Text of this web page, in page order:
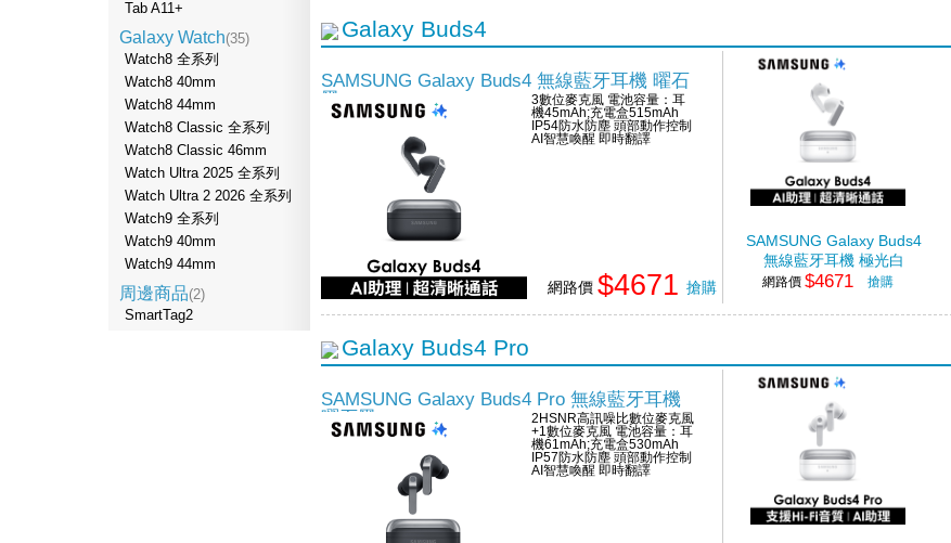
Tab A11+
Galaxy Watch(35)
Watch8 全系列
Watch8 40mm
Watch8 44mm
Watch8 Classic 全系列
Watch8 Classic 46mm
Watch Ultra 2025 全系列
Watch Ultra 2 2026 全系列
Watch9 全系列
Watch9 40mm
Watch9 44mm
周邊商品(2)
SmartTag2
Galaxy Buds4
SAMSUNG Galaxy Buds4 無線藍牙耳機 曜石
黑
3數位麥克風 電池容量：耳
機45mAh;充電盒515mAh
IP54防水防塵 頭部動作控制
AI智慧喚醒 即時翻譯
網路價 $4671 搶購
SAMSUNG Galaxy Buds4
無線藍牙耳機 極光白
網路價 $4671 搶購
Galaxy Buds4 Pro
SAMSUNG Galaxy Buds4 Pro 無線藍牙耳機
曜石黑
2HSNR高訊噪比數位麥克風
+1數位麥克風 電池容量：耳
機61mAh;充電盒530mAh
IP57防水防塵 頭部動作控制
AI智慧喚醒 即時翻譯